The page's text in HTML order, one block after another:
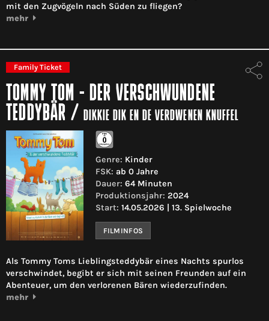
mit den Zugvögeln nach Süden zu fliegen?
mehr
Family Ticket
TOMMY TOM - DER VERSCHWUNDENE
TEDDYBÄR / DIKKIE DIK EN DE VERDWENEN KNUFFEL
Genre: Kinder
FSK: ab 0 Jahre
Dauer: 64 Minuten
Produktionsjahr: 2024
Start: 14.05.2026 | 13. Spielwoche
FILMINFOS
Als Tommy Toms Lieblingsteddybär eines Nachts spurlos
verschwindet, begibt er sich mit seinen Freunden auf ein
Abenteuer, um den verlorenen Bären wiederzufinden.
mehr